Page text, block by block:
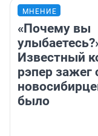
МНЕНИЕ
«Почему вы
Известный
рэпер зажег
было